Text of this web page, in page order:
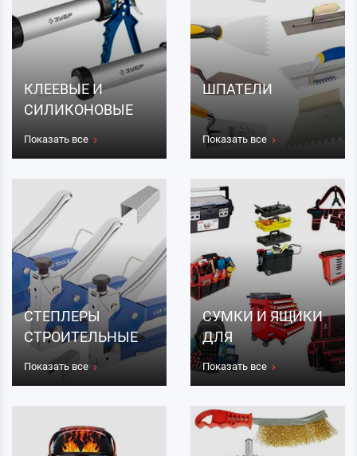
КЛЕЕВЫЕ И
СИЛИКОНОВЫЕ
Показать все
ШПАТЕЛИ
Показать все
СТЕПЛЕРЫ
СТРОИТЕЛЬНЫЕ
Показать все
СУМКИ И ЯЩИКИ
ДЛЯ
ИНСТРУМЕНТОВ
Показать все